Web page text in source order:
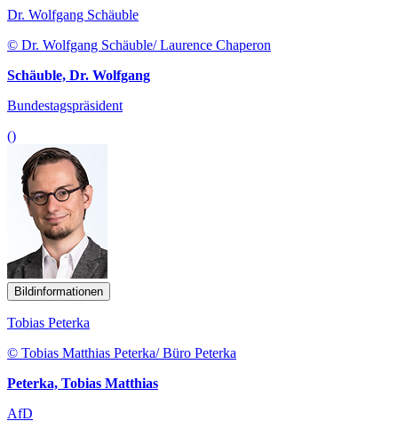
Dr. Wolfgang Schäuble
© Dr. Wolfgang Schäuble/ Laurence Chaperon
Schäuble, Dr. Wolfgang
Bundestagspräsident
()
Bildinformationen
Tobias Peterka
© Tobias Matthias Peterka/ Büro Peterka
Peterka, Tobias Matthias
AfD